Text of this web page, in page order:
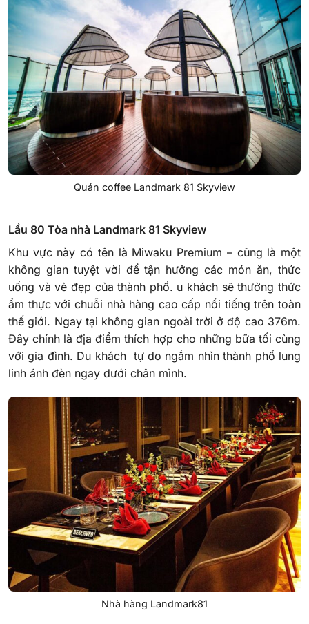
Quán coffee Landmark 81 Skyview
Lầu 80 Tòa nhà Landmark 81 Skyview
Khu vực này có tên là Miwaku Premium – cũng là một
không gian tuyệt vời để tận hưởng các món ăn, thức
uống và vẻ đẹp của thành phố. u khách sẽ thưởng thức
ẩm thực với chuỗi nhà hàng cao cấp nổi tiếng trên toàn
thế giới. Ngay tại không gian ngoài trời ở độ cao 376m.
Đây chính là địa điểm thích hợp cho những bữa tối cùng
với gia đình. Du khách tự do ngắm nhìn thành phố lung
linh ánh đèn ngay dưới chân mình.
Nhà hàng Landmark81